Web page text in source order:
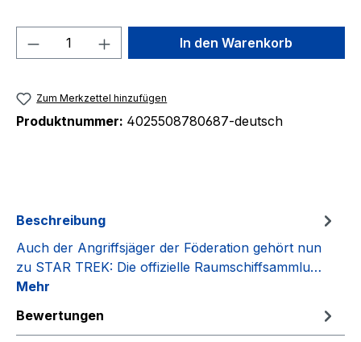
Produkt Anzahl: Gib denIn den Warenkorb
Zum Merkzettel hinzufügen
Produktnummer: 4025508780687-deutsch
Beschreibung
Auch der Angriffsjäger der Föderation gehört nun
zu STAR TREK: Die offizielle Raumschiffsammlu…
Mehr
Bewertungen